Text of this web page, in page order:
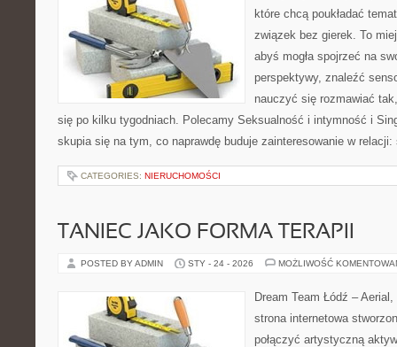
które chcą poukładać
związek bez gierek. To
abyś mogła spojrzeć na
perspektywy, znaleźć
nauczyć się rozmawiać
się po kilku tygodniach. Polecamy Seksualność i intymność i
skupia się na tym, co naprawdę buduje zainteresowanie w
CATEGORIES: NIERUCHOMOŚCI
TANIEC JAKO FORMA TERAPII
POSTED BY ADMIN STY - 24 - 2026 MOŻLIWOŚĆ
Dream Team Łódź –
strona internetowa
połączyć artystyczną